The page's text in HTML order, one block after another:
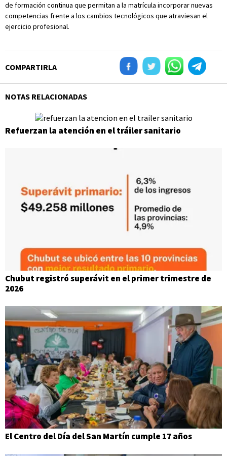
de formación continua que permitan a la matrícula incorporar nuevas
competencias frente a los cambios tecnológicos que atraviesan el
ejercicio profesional.
COMPARTIRLA
NOTAS RELACIONADAS
Refuerzan la atención en el tráiler sanitario
Chubut registró superávit en el primer trimestre de
2026
El Centro del Día del San Martín cumple 17 años